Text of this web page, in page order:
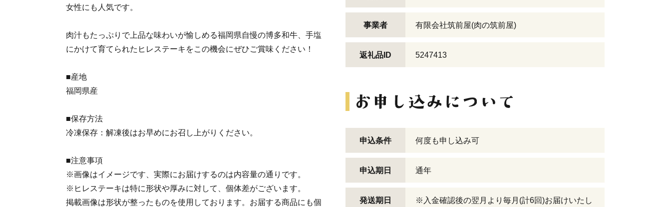
女性にも人気です。
肉汁もたっぷりで上品な味わいが愉しめる福岡県自慢の博多和牛、手塩
にかけて育てられたヒレステーキをこの機会にぜひご賞味ください！
■産地
福岡県産
■保存方法
冷凍保存：解凍後はお早めにお召し上がりください。
■注意事項
※画像はイメージです、実際にお届けするのは内容量の通りです。
※ヒレステーキは特に形状や厚みに対して、個体差がございます。
掲載画像は形状が整ったものを使用しております。お届する商品にも個
事業者 有限会社筑前屋(肉の筑前屋)
返礼品ID 5247413
申込条件 何度も申し込み可
申込期日 通年
発送期日
※入金確認後の翌月より毎月(計6回)お届けいたし